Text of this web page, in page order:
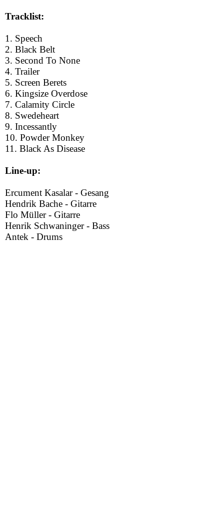
Tracklist:
1. Speech
2. Black Belt
3. Second To None
4. Trailer
5. Screen Berets
6. Kingsize Overdose
7. Calamity Circle
8. Swedeheart
9. Incessantly
10. Powder Monkey
11. Black As Disease
Line-up:
Ercument Kasalar - Gesang
Hendrik Bache - Gitarre
Flo Müller - Gitarre
Henrik Schwaninger - Bass
Antek - Drums